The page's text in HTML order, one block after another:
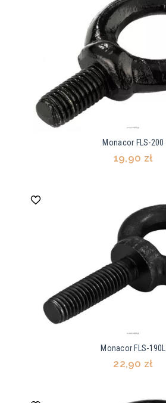
Monacor FLS-200
19,90 zł
Monacor FLS-190L
22,90 zł